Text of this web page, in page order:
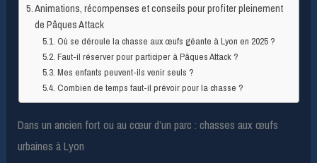
Animations, récompenses et conseils pour profiter pleinement
de Pâques Attack
Où se déroule la chasse aux œufs géante à Lyon en 2025 ?
Faut-il réserver pour participer à Pâques Attack ?
Mes enfants peuvent-ils venir seuls ?
Combien de temps faut-il prévoir pour la chasse ?
Dans un ancien fort ou au cœur d’un parc : chasses aux œufs
urbaines à Lyon